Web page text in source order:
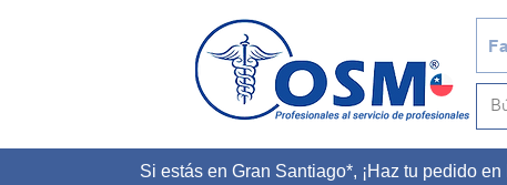
Si estás en Gran Santiago*, ¡Haz tu pedido